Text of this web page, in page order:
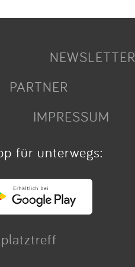
NEWSLETTER
PARTNER
IMPRESSUM
für unterwegs: